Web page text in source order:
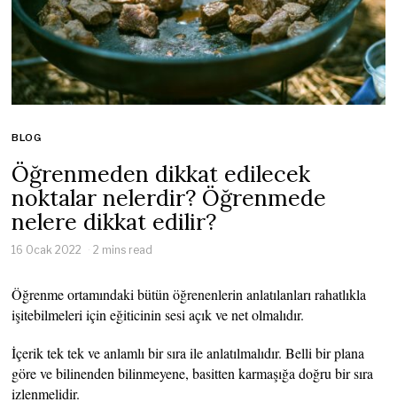
BLOG
Öğrenmeden dikkat edilecek
noktalar nelerdir? Öğrenmede
nelere dikkat edilir?
16 Ocak 2022 2 mins read
Öğrenme ortamındaki bütün öğrenenlerin anlatılanları rahatlıkla
işitebilmeleri için eğiticinin sesi açık ve net olmalıdır.
İçerik tek tek ve anlamlı bir sıra ile anlatılmalıdır. Belli bir plana
göre ve bilinenden bilinmeyene, basitten karmaşığa doğru bir sıra
izlenmelidir.